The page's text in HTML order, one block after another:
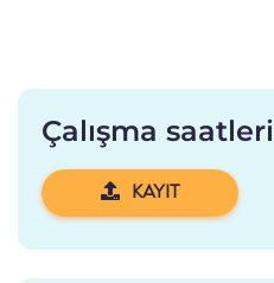
Çalışma saatleri
KAYIT